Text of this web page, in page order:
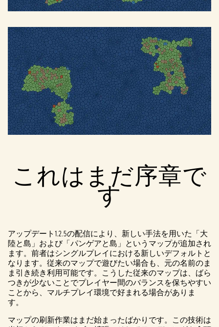
これはまだ序章で
す
アップデート1.2.5の配信により、新しい手法を用いた「大
陸と島」および「パンゲアと島」というマップが追加され
ます。前者はシングルプレイにおける新しいデフォルトと
なります。従来のマップで遊びたい場合も、元の名前のま
ま引き続き利用可能です。こうした従来のマップは、ばら
つきが少ないことでプレイヤー間のバランスを保ちやすい
ことから、マルチプレイ環境で好まれる場合がありま
す。
マップの刷新作業はまだ始まったばかりです。この技術は